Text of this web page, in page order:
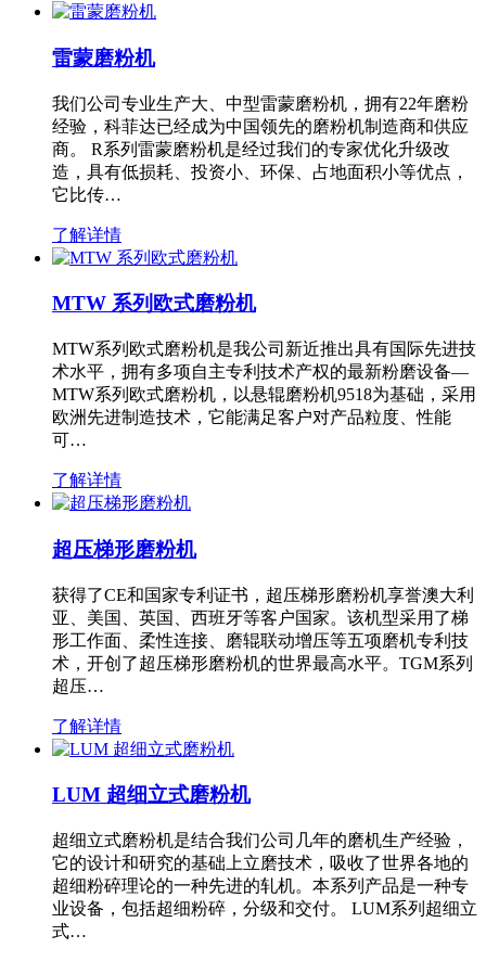
雷蒙磨粉机
我们公司专业生产大、中型雷蒙磨粉机，拥有22年磨粉
经验，科菲达已经成为中国领先的磨粉机制造商和供应
商。 R系列雷蒙磨粉机是经过我们的专家优化升级改
造，具有低损耗、投资小、环保、占地面积小等优点，
它比传…
了解详情
MTW 系列欧式磨粉机
MTW系列欧式磨粉机是我公司新近推出具有国际先进技
术水平，拥有多项自主专利技术产权的最新粉磨设备—
MTW系列欧式磨粉机，以悬辊磨粉机9518为基础，采用
欧洲先进制造技术，它能满足客户对产品粒度、性能
可…
了解详情
超压梯形磨粉机
获得了CE和国家专利证书，超压梯形磨粉机享誉澳大利
亚、美国、英国、西班牙等客户国家。该机型采用了梯
形工作面、柔性连接、磨辊联动增压等五项磨机专利技
术，开创了超压梯形磨粉机的世界最高水平。TGM系列
超压…
了解详情
LUM 超细立式磨粉机
超细立式磨粉机是结合我们公司几年的磨机生产经验，
它的设计和研究的基础上立磨技术，吸收了世界各地的
超细粉碎理论的一种先进的轧机。本系列产品是一种专
业设备，包括超细粉碎，分级和交付。 LUM系列超细立
式…